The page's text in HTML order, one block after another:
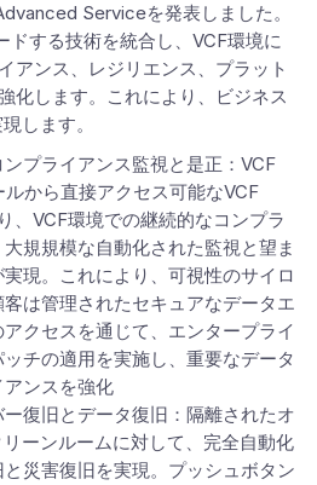
Serviceを発表しました。
ドする技術を統合し、VCF環境に
アンス、レジリエンス、プラット
化します。これにより、ビジネス
します。
プライアンス監視と是正：VCF
から直接アクセス可能なVCF
、VCF環境での継続的なコンプラ
規規模な自動化された監視と望ま
現。これにより、可視性のサイロ
は管理されたセキュアなデータエ
クセスを通じて、エンタープライ
チの適用を実施し、重要なデータ
ンスを強化
復旧とデータ復旧：隔離されたオ
ーンルームに対して、完全自動化
災害復旧を実現。プッシュボタン